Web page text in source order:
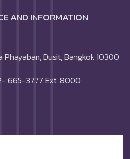
AND INFORMATION
Phayaban, Dusit, Bangkok 10300
665-3777 Ext. 8000